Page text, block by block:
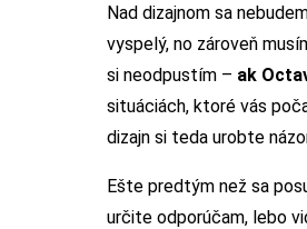
Nad dizajnom sa
vyspelý, no zároveň
si neodpustím – ak
situáciách, ktoré vás
dizajn si teda urobte
Ešte predtým než sa
určite odporúčam, lebo